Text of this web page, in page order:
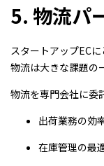
5. 物流パ
スタートアップECに
物流は大きな課題の
物流を専門会社に委
出荷業務の効
在庫管理の最